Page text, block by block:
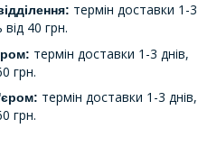
термін доставки 1-3
від 40 грн.
термін доставки 1-3 днів,
грн.
термін доставки 1-3 днів,
грн.